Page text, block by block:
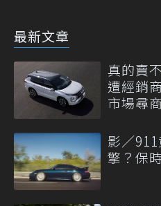
最新文章
真的賣
遭經銷
市場尋
影／
擎？保